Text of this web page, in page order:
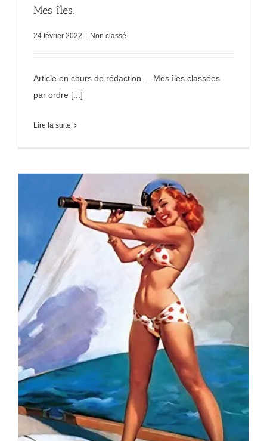
Mes îles.
24 février 2022 | Non classé
Article en cours de rédaction.... Mes îles classées
par ordre [...]
Lire la suite